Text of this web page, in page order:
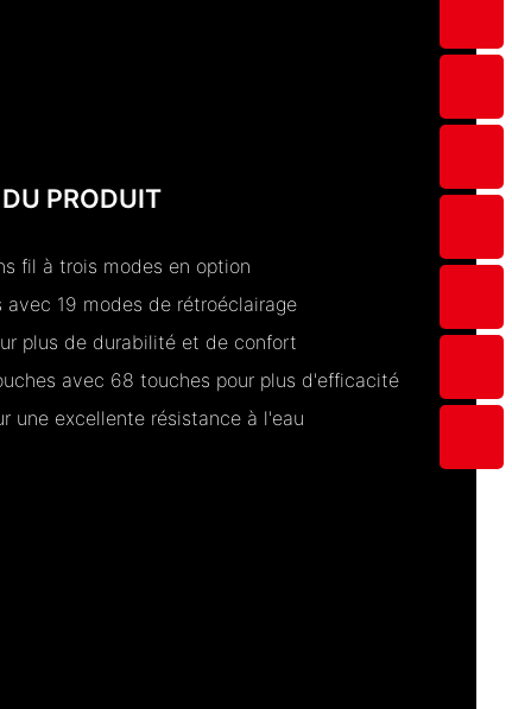
PRODUIT
fil à trois modes en option
avec 19 modes de rétroéclairage
plus de durabilité et de confort
avec 68 touches pour plus d'efficacité
une excellente résistance à l'eau